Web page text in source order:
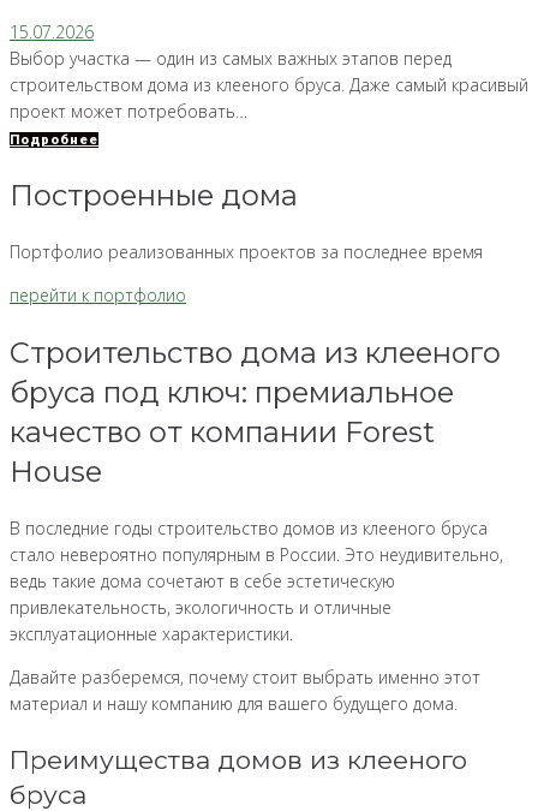
15.07.2026
Выбор участка — один из самых важных этапов перед
строительством дома из клееного бруса. Даже самый красивый
проект может потребовать…
Подробнее
Построенные дома
Портфолио реализованных проектов за последнее время
перейти к портфолио
Строительство дома из клееного
бруса под ключ: премиальное
качество от компании Forest
House
В последние годы строительство домов из клееного бруса
стало невероятно популярным в России. Это неудивительно,
ведь такие дома сочетают в себе эстетическую
привлекательность, экологичность и отличные
эксплуатационные характеристики.
Давайте разберемся, почему стоит выбрать именно этот
материал и нашу компанию для вашего будущего дома.
Преимущества домов из клееного
бруса